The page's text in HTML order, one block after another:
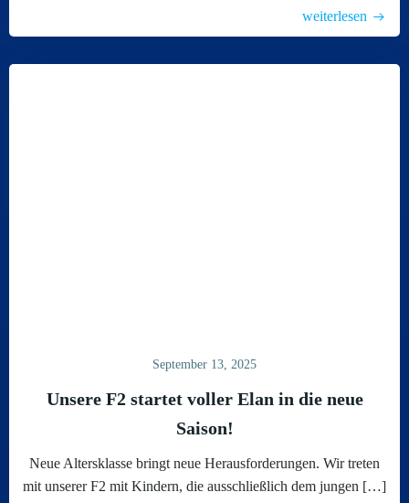
weiterlesen
September 13, 2025
Unsere F2 startet voller Elan in die neue
Saison!
Neue Altersklasse bringt neue Herausforderungen. Wir treten
mit unserer F2 mit Kindern, die ausschließlich dem jungen […]